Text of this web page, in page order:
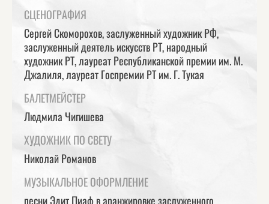
СЦЕНОГРАФИЯ
Сергей Скоморохов, заслуженный художник РФ,
заслуженный деятель искусств РТ, народный
художник РТ, лауреат Республиканской премии им. М.
Джалиля, лауреат Госпремии РТ им. Г. Тукая
БАЛЕТМЕЙСТЕР
Людмила Чигишева
ХУДОЖНИК ПО СВЕТУ
Николай Романов
МУЗЫКАЛЬНОЕ ОФОРМЛЕНИЕ
песни Эдит Пиаф в аранжировке заслуженного